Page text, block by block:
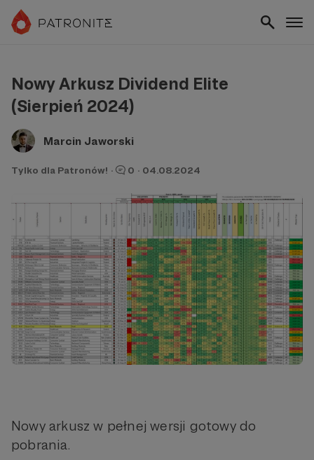
Nowy Arkusz Dividend Elite
(Sierpień 2024)
Marcin Jaworski
Tylko dla Patronów! · 0 · 04.08.2024
Nowy arkusz w pełnej wersji gotowy do
pobrania.